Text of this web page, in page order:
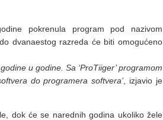
pokrenula program pod nazivom
dvanaestog razreda će biti omogućeno
u godine. Sa ‘ProTiiger’ programom
do programera softvera’, izjavio je
dok će se narednih godina ukoliko žele